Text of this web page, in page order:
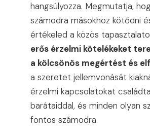
hangsúlyozza. Megmutatja,
számodra másokhoz kötődni
értékeled a közös
erős érzelmi kötelékeket
a kölcsönös megértést és
a szeretet jellemvonását
érzelmi kapcsolatokat
barátaiddal, és minden olyan
fontos számodra.